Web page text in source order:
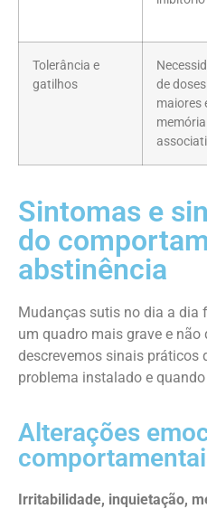
Tolerância e
gatilhos
de doses
maiores
memória
Sintomas e
do
abstinência
Mudanças sutis no dia a dia
um quadro mais grave e não
descrevemos sinais práticos
problema instalado e
Alterações
Irritabilidade, inquietação,